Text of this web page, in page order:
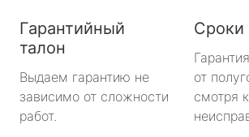
Гарантийный
талон
Выдаем гарантию не
зависимо от сложности
работ.
Сроки
от
смотря